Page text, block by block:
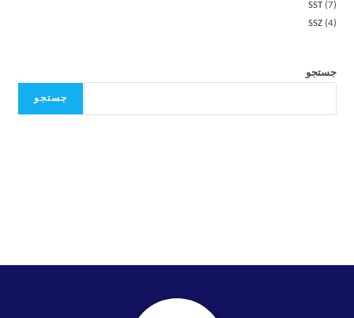
SST 7
SSZ 4
جستجو
جستجو